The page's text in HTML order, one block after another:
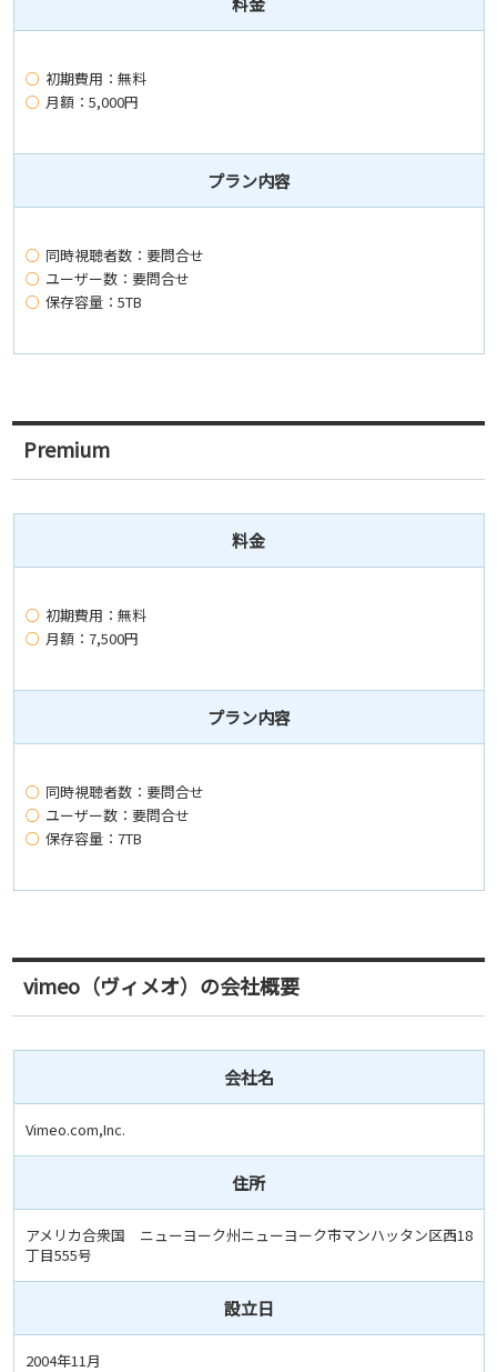
初期費用：無料
月額：5,000円
プラン内容
同時視聴者数：要問合せ
ユーザー数：要問合せ
保存容量：5TB
Premium
料金
初期費用：無料
月額：7,500円
プラン内容
同時視聴者数：要問合せ
ユーザー数：要問合せ
保存容量：7TB
vimeo（ヴィメオ）の会社概要
会社名
Vimeo.com,Inc.
住所
アメリカ合衆国 ニューヨーク州ニューヨーク市マンハッタン区西18
丁目555号
設立日
2004年11月